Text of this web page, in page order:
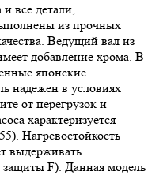
все детали,
из прочных
Ведущий вал из
добавление хрома. В
японские
надежен в условиях
от перегрузок и
характеризуется
Нагревостойкость
выдерживать
защиты F). Данная модель